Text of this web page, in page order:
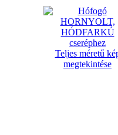
Teljes méretű
megtekintése